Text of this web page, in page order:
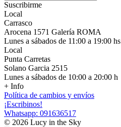
Suscribirme
Local
Carrasco
Arocena 1571 Galería ROMA
Lunes a sábados de 11:00 a 19:00 hs
Local
Punta Carretas
Solano Garcia 2515
Lunes a sábados de 10:00 a 20:00 h
+ Info
Política de cambios y envíos
¡Escribinos!
Whatsapp: 091636517
© 2026 Lucy in the Sky